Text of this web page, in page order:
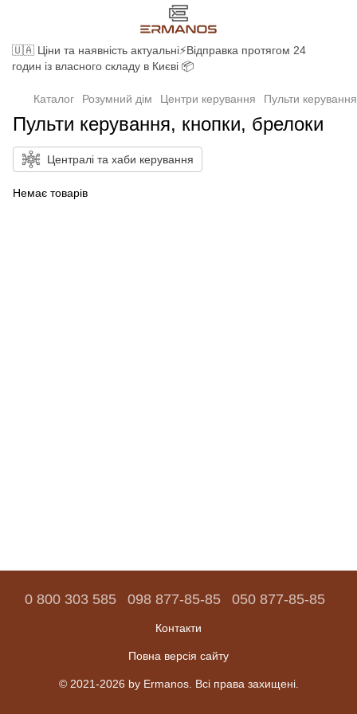
🇺🇦 Ціни та наявність актуальні⚡Відправка протягом 24
годин із власного складу в Києві 📦
Каталог Розумний дім Центри керування Пульти
Пульти керування, кнопки, брелоки
Централі та хаби керування
Немає товарів
0 800 303 585 098 877-85-85 050 877-85-85
Контакти
Повна версія сайту
© 2021-2026 by Ermanos. Всі права захищені.